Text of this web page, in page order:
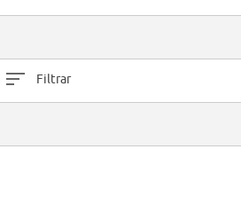
Filtrar